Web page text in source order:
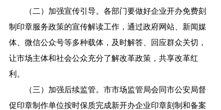
（二）加强宣传引导。各部门要做好企业开办免费刻
制印章服务政策的宣传解读工作，通过政府网站、新闻媒
体、微信公众号等多种载体，及时解答、回应群众关切，
让市场主体和社会公众充分了解改革政策，共享改革红
利。
（三）加强后续监管。市市场监管局会同市公安局督
促印章制作单位按时保质完成新开办企业印章刻制和备案